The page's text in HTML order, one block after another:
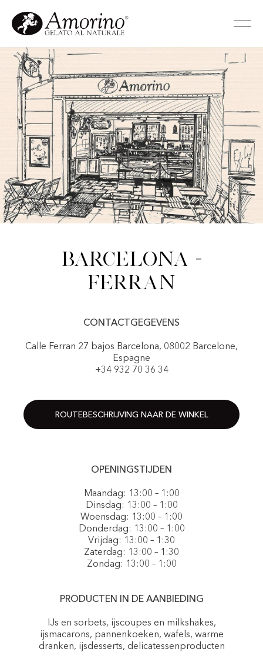
Barcelona -
Ferran
CONTACTGEGEVENS
Calle Ferran 27 bajos Barcelona, 08002 Barcelone,
Espagne
+34 932 70 36 34
ROUTEBESCHRIJVING NAAR DE WINKEL
OPENINGSTIJDEN
Maandag: 13:00 – 1:00
Dinsdag: 13:00 – 1:00
Woensdag: 13:00 – 1:00
Donderdag: 13:00 – 1:00
Vrijdag: 13:00 – 1:30
Zaterdag: 13:00 – 1:30
Zondag: 13:00 – 1:00
PRODUCTEN IN DE AANBIEDING
IJs en sorbets, ijscoupes en milkshakes,
ijsmacarons, pannenkoeken, wafels, warme
dranken, ijsdesserts, delicatessenproducten